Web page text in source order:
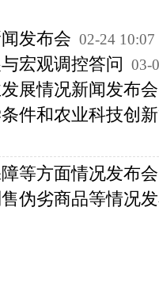
发布会 02-24 10:07
宏观调控答问 03-
展情况新闻发布
件和农业科技创
等方面情况发布
伪劣商品等情况